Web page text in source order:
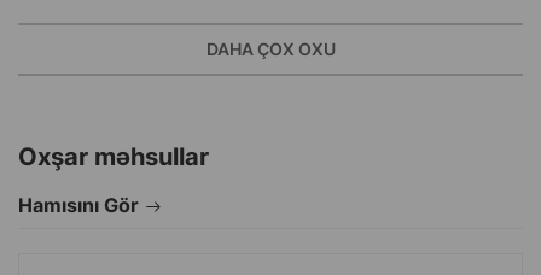
selikli qişalara düşməməsinə diqqət etməklə çiləyin.
İstehsalçı ölkə: Türkiyə.
DAHA ÇOX OXU
Oxşar məhsullar
Hamısını Gör